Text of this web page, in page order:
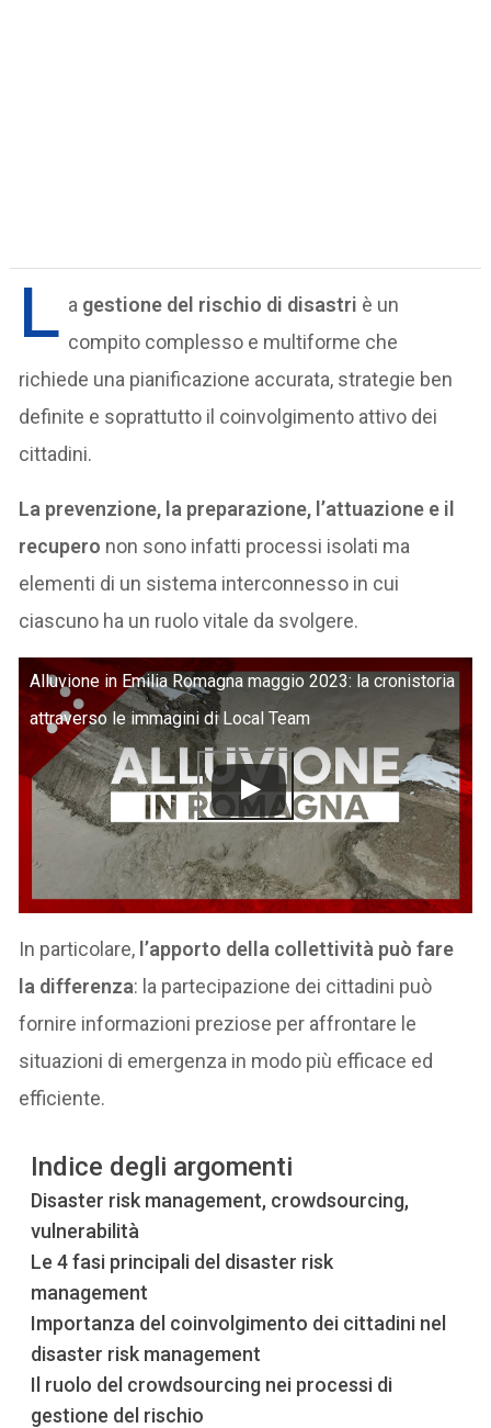
L a gestione del rischio di disastri è un
compito complesso e multiforme che
richiede una pianificazione accurata, strategie ben
definite e soprattutto il coinvolgimento attivo dei
cittadini.
La prevenzione, la preparazione, l’attuazione e il
recupero non sono infatti processi isolati ma
elementi di un sistema interconnesso in cui
ciascuno ha un ruolo vitale da svolgere.
Alluvione in Emilia Romagna maggio 2023: la cronistoria
attraverso le immagini di Local Team
In particolare, l’apporto della collettività può fare
la differenza: la partecipazione dei cittadini può
fornire informazioni preziose per affrontare le
situazioni di emergenza in modo più efficace ed
efficiente.
Indice degli argomenti
Disaster risk management, crowdsourcing,
vulnerabilità
Le 4 fasi principali del disaster risk
management
Importanza del coinvolgimento dei cittadini nel
disaster risk management
Il ruolo del crowdsourcing nei processi di
gestione del rischio